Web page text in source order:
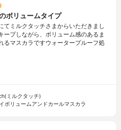
ボリュームタイプ
てミルクタッチさまからいただきまし
ープしながら、ボリューム感のあるま
るマスカラですウォータープルーフ処
ミルクタッチ)
ボリュームアンドカールマスカラ